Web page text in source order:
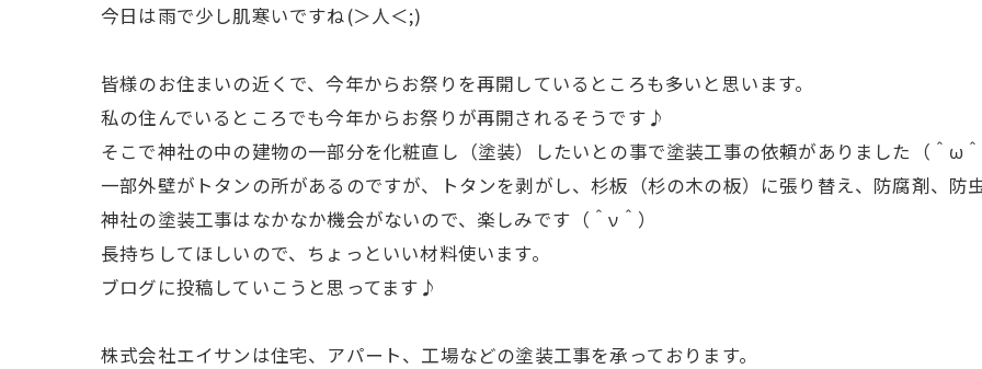
今日は雨で少し肌寒いですね(＞人＜;)
皆様のお住まいの近くで、今年からお祭りを再開しているところも多いと思います。
私の住んでいるところでも今年からお祭りが再開されるそうです♪
そこで神社の中の建物の一部分を化粧直し（塗装）したいとの事で塗装工事の依頼がありました（＾ω＾
一部外壁がトタンの所があるのですが、トタンを剥がし、杉板（杉の木の板）に張り替え、防腐剤、防
神社の塗装工事はなかなか機会がないので、楽しみです（＾ν＾）
長持ちしてほしいので、ちょっといい材料使います。
ブログに投稿していこうと思ってます♪
株式会社エイサンは住宅、アパート、工場などの塗装工事を承っております。